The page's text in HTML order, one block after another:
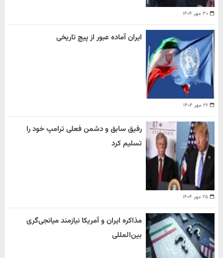
۳۰ مهر ۱۴۰۴
۲۶ مهر ۱۴۰۴
ایران آماده عبور از پیچ تاریخی
۲۵ مهر ۱۴۰۴
رفیق سابق و دشمن فعلی ترامپ خود را
تسلیم کرد
مذاکره ایران و آمریکا نیازمند میانجی‌گری
بین‌المللی